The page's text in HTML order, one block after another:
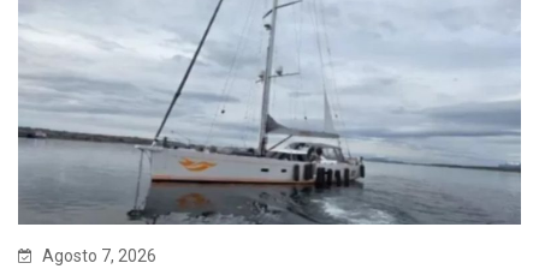
Agosto 7, 2026